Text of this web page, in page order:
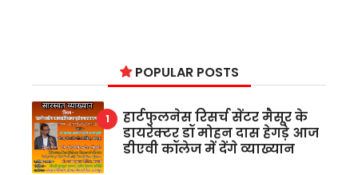
POPULAR POSTS
हार्टफुलनेस रिसर्च सेंटर मैसूर के
डायरेक्टर डॉ मोहन दास हेगड़े आज
डीएवी कॉलेज में देंगे व्याख्यान